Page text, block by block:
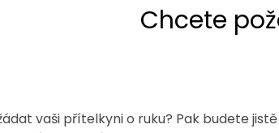
Chcete
vaši přítelkyni o ruku? Pak budete